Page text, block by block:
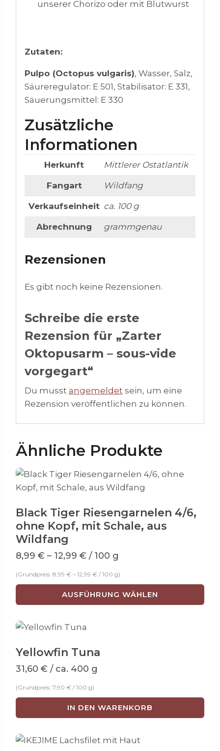
unserer Chorizo oder mit Blutwurst
Zutaten:
Pulpo (Octopus vulgaris), Wasser, Salz,
Säureregulator: E 501, Stabilisator: E 331,
Säuerungsmittel: E 330
Zusätzliche
Informationen
Herkunft Mittlerer Ostatlantik
Fangart Wildfang
Verkaufseinheit ca. 100 g
Abrechnung grammgenau
Rezensionen
Es gibt noch keine Rezensionen.
Schreibe die erste
Rezension für „Zarter
Oktopusarm – sous-vide
vorgegart“
Du musst angemeldet sein, um eine
Rezension veröffentlichen zu können.
Ähnliche Produkte
Black Tiger Riesengarnelen 4/6,
ohne Kopf, mit Schale, aus
Wildfang
8,99 € – 12,99 € / 100 g
(Grundpreis: 8,99 € – 12,99 € / 100 g)
AUSFÜHRUNG WÄHLEN
Produkt
mehrere
Varianten
Die
können
der
Yellowfin Tuna
31,60 € / ca. 400 g
(Grundpreis: 7,90 € / 100 g)
IN DEN WARENKORB